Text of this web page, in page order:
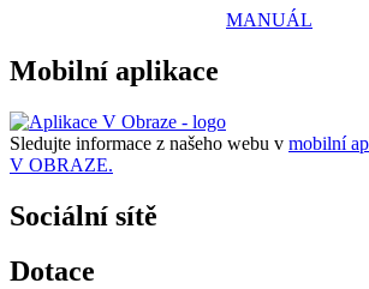
MANUÁL
Mobilní aplikace
Sledujte informace z našeho webu v mobilní
V OBRAZE.
Sociální sítě
Dotace